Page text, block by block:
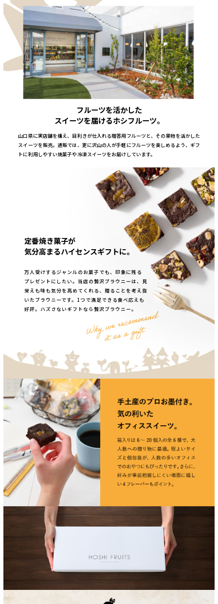
フルーツを活かした
スイーツを届けるホシフルーツ。
山口県に実店舗を構え、目利きが仕入れる贈答用フルーツと、その果物を活かした
スイーツを販売。通販では、更に沢山の人が手軽にフルーツを楽しめるよう、ギフ
トに利用しやすい焼菓子や冷凍スイーツをお届けしています。
定番焼き菓子が
気分高まるハイセンスギフトに。
万人受けするジャンルのお菓子でも、印象に残る
プレゼントにしたい。当店の贅沢ブラウニーは、見
栄えも味も気分を高めてくれる、贈ることを考え抜
いたブラウニーです。1つで満足できる食べ応えも
好評。ハズさないギフトなら贅沢ブラウニー。